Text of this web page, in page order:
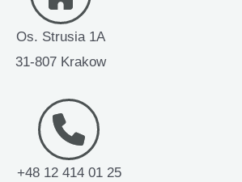
Os. Strusia 1A
31-807 Krakow
+48 12 414 01 25